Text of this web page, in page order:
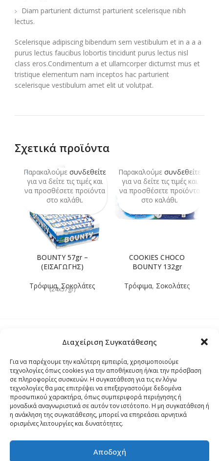
Διαχείριση Συγκατάθεσης
Για να παρέχουμε την καλύτερη εμπειρία, χρησιμοποιούμε
τεχνολογίες όπως cookies για την αποθήκευση ή/και την πρόσβαση
σε πληροφορίες συσκευών. Η συγκατάθεση για τις εν λόγω
τεχνολογίες θα μας επιτρέψει να επεξεργαστούμε δεδομένα
προσωπικού χαρακτήρα, όπως συμπεριφορά περιήγησης ή
μοναδικά αναγνωριστικά σε αυτόν τον ιστότοπο. Η μη συγκατάθεση ή
η ανάκληση της συγκατάθεσης, μπορεί να επηρεάσει αρνητικά
ορισμένες λειτουργίες και δυνατότητες.
Αποδοχή
Diam parturient dictumst parturient scelerisque nibh
lectus.
Scelerisque adipiscing bibendum sem vestibulum et in a a a
purus lectus faucibus lobortis tincidunt purus lectus nisl
class eros.Condimentum a et ullamcorper dictumst mus et
tristique elementum nam inceptos hac parturient
scelerisque vestibulum amet elit ut volutpat.
Σχετικά προϊόντα
BOUNTY 57gr –
(ΕΙΣΑΓΩΓΗΣ)
Τρόφιμα,Σοκολάτες
(24x57gr)
Παρακαλούμε συνδεθείτε
για να δείτε τις τιμές και
να προσθέσετε προϊόντα
στο καλάθι.
COOKIES CHOCO
BOUNTY 132gr
Τρόφιμα, Σοκολάτες
Παρακαλούμε συνδεθείτε
για να δείτε τις τιμές και
να προσθέσετε προϊόντα
στο καλάθι.
Τρόποι Αποστολής
Τρόποι Αγοράς – Πληρωμής – Επιστρόφης
Όροι και Προϋποθέσεις
Δήλωση Απορρήτου